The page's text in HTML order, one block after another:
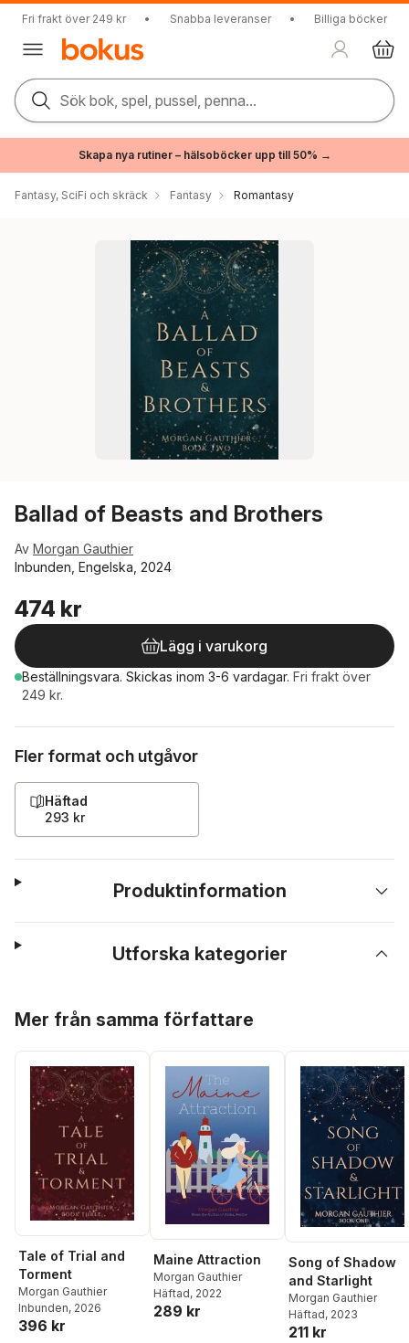
Fri frakt över 249 kr • Snabba leveranser • Billiga böcker
Sök bok, spel, pussel, penna...
Skapa nya rutiner – hälsoböcker upp till 50% →
Fantasy, SciFi och skräck Fantasy Romantasy
Ballad of Beasts and Brothers
Av Morgan Gauthier
Inbunden, Engelska, 2024
474 kr
Lägg i varukorg
Beställningsvara. Skickas inom 3-6 vardagar. Fri frakt över
249 kr.
Fler format och utgåvor
Häftad
293 kr
Produktinformation
Utforska kategorier
Mer från samma författare
Tale of Trial and
Torment
Morgan Gauthier
Inbunden, 2026
396 kr
Maine Attraction
Morgan Gauthier
Häftad, 2022
289 kr
Song of Shadow
and Starlight
Morgan Gauthier
Häftad, 2023
211 kr